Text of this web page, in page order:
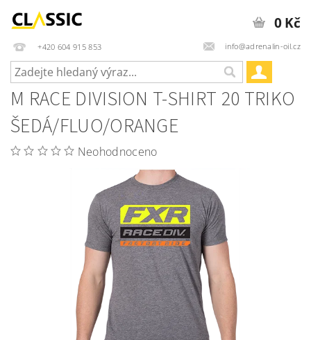
+420 604 915 853 info@adrenalin-oil.cz
0 Kč
M RACE DIVISION T-SHIRT 20 TRIKO
ŠEDÁ/FLUO/ORANGE
Neohodnoceno